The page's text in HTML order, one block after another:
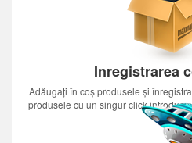
Inregistrarea
Adăugați în coș produsele și
produsele cu un singur click